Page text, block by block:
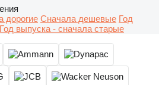
дорогие Сначала дешевые Год
Год выпуска - сначала старые